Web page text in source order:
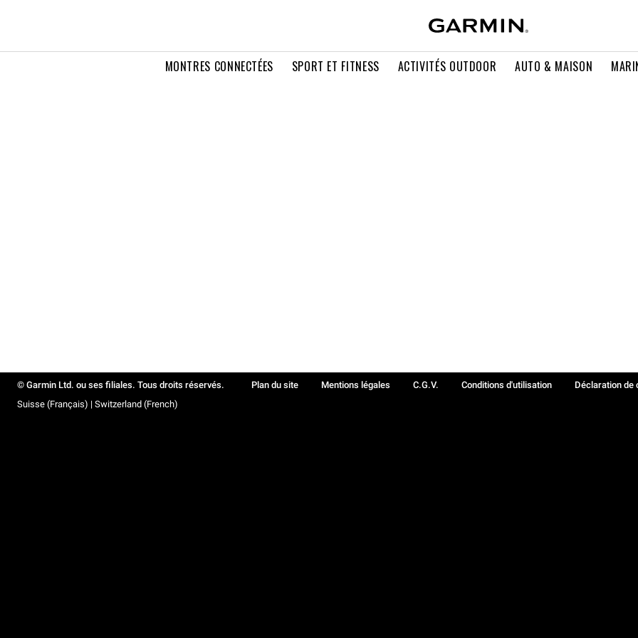
MONTRES CONNECTÉES SPORT ET FITNESS ACTIVITÉS OUTDOOR AUTO & MAISON
© Garmin Ltd. ou ses filiales. Tous droits réservés. Plan du site Mentions légales C.G.V. Conditions d'utilisation Déclaration de
Suisse (Français) | Switzerland (French)